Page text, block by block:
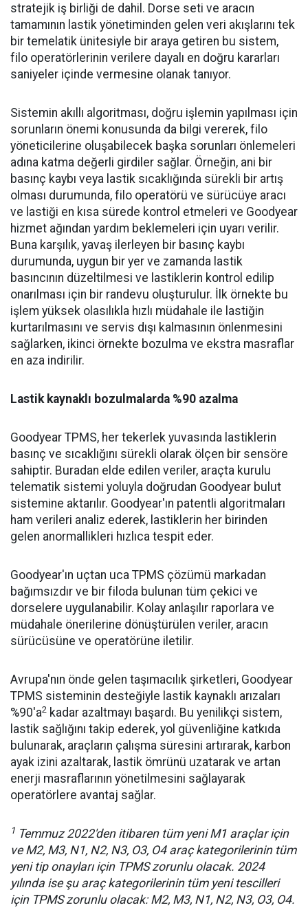
stratejik iş birliği de dahil. Dorse seti ve aracın
tamamının lastik yönetiminden gelen veri akışlarını tek
bir temelatik ünitesiyle bir araya getiren bu sistem,
filo operatörlerinin verilere dayalı en doğru kararları
saniyeler içinde vermesine olanak tanıyor.
Sistemin akıllı algoritması, doğru işlemin yapılması için
sorunların önemi konusunda da bilgi vererek, filo
yöneticilerine oluşabilecek başka sorunları önlemeleri
adına katma değerli girdiler sağlar. Örneğin, ani bir
basınç kaybı veya lastik sıcaklığında sürekli bir artış
olması durumunda, filo operatörü ve sürücüye aracı
ve lastiği en kısa sürede kontrol etmeleri ve Goodyear
hizmet ağından yardım beklemeleri için uyarı verilir.
Buna karşılık, yavaş ilerleyen bir basınç kaybı
durumunda, uygun bir yer ve zamanda lastik
basıncının düzeltilmesi ve lastiklerin kontrol edilip
onarılması için bir randevu oluşturulur. İlk örnekte bu
işlem yüksek olasılıkla hızlı müdahale ile lastiğin
kurtarılmasını ve servis dışı kalmasının önlenmesini
sağlarken, ikinci örnekte bozulma ve ekstra masraflar
en aza indirilir.
Lastik kaynaklı bozulmalarda %90 azalma
Goodyear TPMS, her tekerlek yuvasında lastiklerin
basınç ve sıcaklığını sürekli olarak ölçen bir sensöre
sahiptir. Buradan elde edilen veriler, araçta kurulu
telematik sistemi yoluyla doğrudan Goodyear bulut
sistemine aktarılır. Goodyear'ın patentli algoritmaları
ham verileri analiz ederek, lastiklerin her birinden
gelen anormallikleri hızlıca tespit eder.
Goodyear'ın uçtan uca TPMS çözümü markadan
bağımsızdır ve bir filoda bulunan tüm çekici ve
dorselere uygulanabilir. Kolay anlaşılır raporlara ve
müdahale önerilerine dönüştürülen veriler, aracın
sürücüsüne ve operatörüne iletilir.
Avrupa'nın önde gelen taşımacılık şirketleri, Goodyear
TPMS sisteminin desteğiyle lastik kaynaklı arızaları
%90'a2 kadar azaltmayı başardı. Bu yenilikçi sistem,
lastik sağlığını takip ederek, yol güvenliğine katkıda
bulunarak, araçların çalışma süresini artırarak, karbon
ayak izini azaltarak, lastik ömrünü uzatarak ve artan
enerji masraflarının yönetilmesini sağlayarak
operatörlere avantaj sağlar.
1 Temmuz 2022'den itibaren tüm yeni M1 araçlar için
ve M2, M3, N1, N2, N3, O3, O4 araç kategorilerinin tüm
yeni tip onayları için TPMS zorunlu olacak. 2024
yılında ise şu araç kategorilerinin tüm yeni tescilleri
için TPMS zorunlu olacak: M2, M3, N1, N2, N3, O3, O4.